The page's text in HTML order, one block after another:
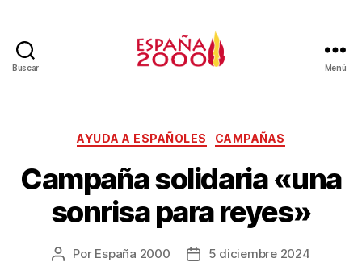
Buscar Menú
AYUDA A ESPAÑOLES CAMPAÑAS
Campaña solidaria «una
sonrisa para reyes»
Por España 2000 5 diciembre 2024